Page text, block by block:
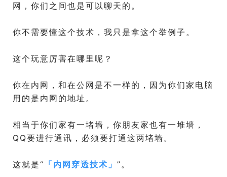
网，你们之间也是可以聊天的。
你不需要懂这个技术，我只是拿这个举例子。
这个玩意厉害在哪里呢？
你在内网，和在公网是不一样的，因为你们家电脑
用的是内网的地址。
相当于你们家有一堵墙，你朋友家也有一堆墙，
QQ要进行通讯，必须要打通这两堵墙。
这就是“ 「 内网穿透技术 」 ”。